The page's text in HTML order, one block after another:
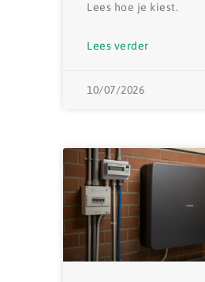
Lees hoe je kiest.
Lees verder
10/07/2026